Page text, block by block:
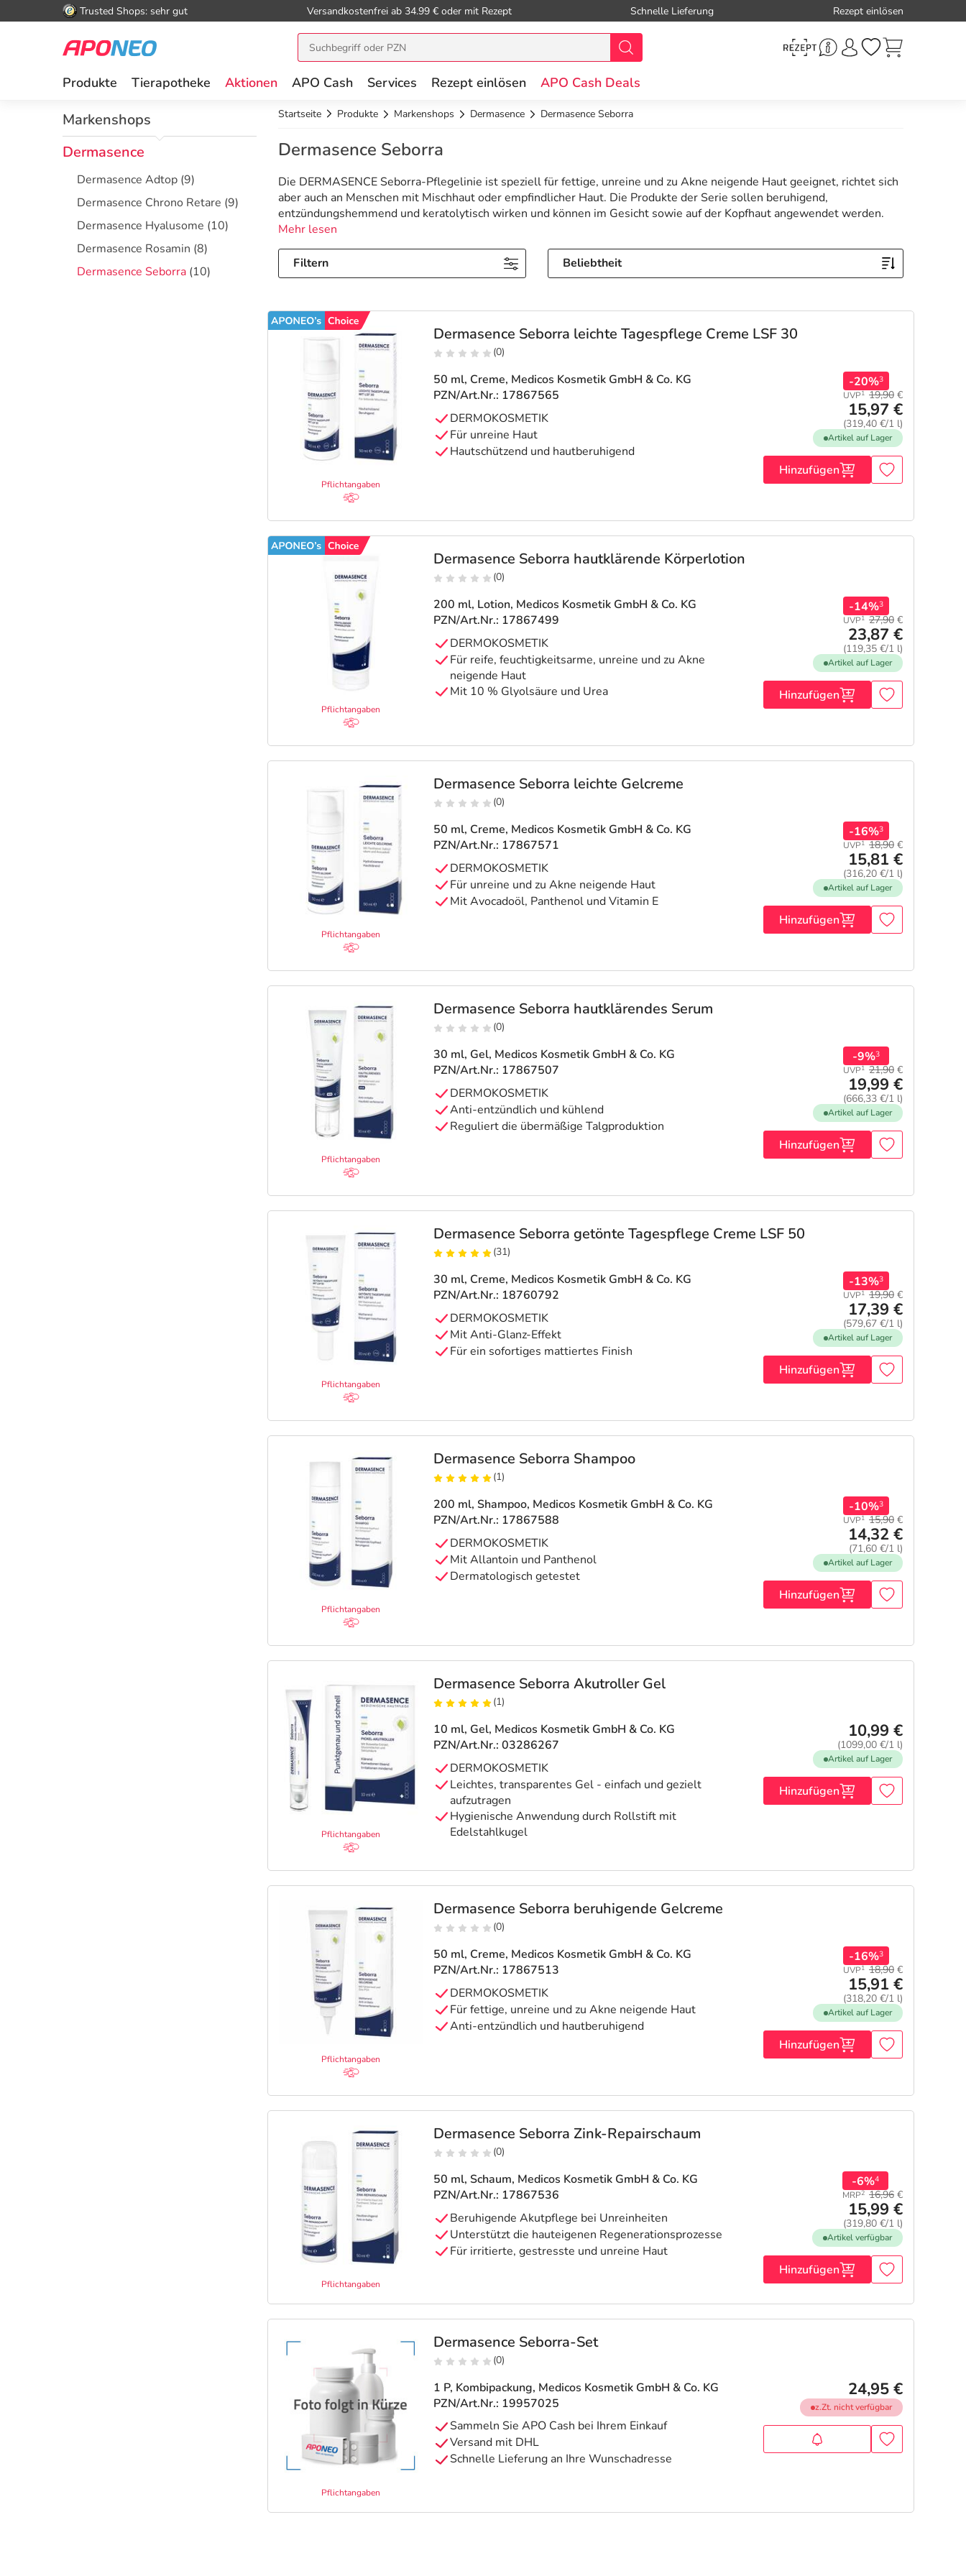
Trusted Shops: sehr gut Versandkostenfrei ab 34.99 € oder mit Rezept Schnelle Lieferung Rezept einlösen
Produkte Tierapotheke Aktionen APO Cash Services Rezept einlösen APO Cash Deals
Markenshops
Dermasence
Dermasence Adtop (9)
Dermasence Chrono Retare (9)
Dermasence Hyalusome (10)
Dermasence Rosamin (8)
Dermasence Seborra (10)
Startseite Produkte Markenshops Dermasence Dermasence Seborra
Dermasence Seborra
Die DERMASENCE Seborra-Pflegelinie ist speziell für fettige, unreine und zu Akne neigende Haut geeignet, richtet sich
aber auch an Menschen mit Mischhaut oder empfindlicher Haut. Die Produkte der Serie sollen beruhigend,
entzündungshemmend und keratolytisch wirken und können im Gesicht sowie auf der Kopfhaut angewendet werden.
Mehr lesen
Filtern Beliebtheit
Dermasence Seborra leichte Tagespflege Creme LSF 30
(0)
Pflichtangaben
50 ml, Creme, Medicos Kosmetik GmbH & Co. KG
PZN/Art.Nr.: 17867565
DERMOKOSMETIK
Für unreine Haut
Hautschützend und hautberuhigend
UVP1 19,90 €
15,97 €
(319,40 €/1 l)
-20%3
Artikel auf Lager
Hinzufügen
Dermasence Seborra hautklärende Körperlotion
(0)
Pflichtangaben
200 ml, Lotion, Medicos Kosmetik GmbH & Co. KG
PZN/Art.Nr.: 17867499
DERMOKOSMETIK
Für reife, feuchtigkeitsarme, unreine und zu Akne
neigende Haut
Mit 10 % Glyolsäure und Urea
UVP1 27,90 €
23,87 €
(119,35 €/1 l)
-14%3
Artikel auf Lager
Hinzufügen
Dermasence Seborra leichte Gelcreme
(0)
Pflichtangaben
50 ml, Creme, Medicos Kosmetik GmbH & Co. KG
PZN/Art.Nr.: 17867571
DERMOKOSMETIK
Für unreine und zu Akne neigende Haut
Mit Avocadoöl, Panthenol und Vitamin E
UVP1 18,90 €
15,81 €
(316,20 €/1 l)
-16%3
Artikel auf Lager
Hinzufügen
Dermasence Seborra hautklärendes Serum
(0)
Pflichtangaben
30 ml, Gel, Medicos Kosmetik GmbH & Co. KG
PZN/Art.Nr.: 17867507
DERMOKOSMETIK
Anti-entzündlich und kühlend
Reguliert die übermäßige Talgproduktion
UVP1 21,90 €
19,99 €
(666,33 €/1 l)
-9%3
Artikel auf Lager
Hinzufügen
Dermasence Seborra getönte Tagespflege Creme LSF 50
(31)
Pflichtangaben
30 ml, Creme, Medicos Kosmetik GmbH & Co. KG
PZN/Art.Nr.: 18760792
DERMOKOSMETIK
Mit Anti-Glanz-Effekt
Für ein sofortiges mattiertes Finish
UVP1 19,90 €
17,39 €
(579,67 €/1 l)
-13%3
Artikel auf Lager
Hinzufügen
Dermasence Seborra Shampoo
(1)
Pflichtangaben
200 ml, Shampoo, Medicos Kosmetik GmbH & Co. KG
PZN/Art.Nr.: 17867588
DERMOKOSMETIK
Mit Allantoin und Panthenol
Dermatologisch getestet
UVP1 15,90 €
14,32 €
(71,60 €/1 l)
-10%3
Artikel auf Lager
Hinzufügen
Dermasence Seborra Akutroller Gel
(1)
Pflichtangaben
10 ml, Gel, Medicos Kosmetik GmbH & Co. KG
PZN/Art.Nr.: 03286267
DERMOKOSMETIK
Leichtes, transparentes Gel - einfach und gezielt
aufzutragen
Hygienische Anwendung durch Rollstift mit
Edelstahlkugel
10,99 €
(1099,00 €/1 l)
Artikel auf Lager
Hinzufügen
Dermasence Seborra beruhigende Gelcreme
(0)
Pflichtangaben
50 ml, Creme, Medicos Kosmetik GmbH & Co. KG
PZN/Art.Nr.: 17867513
DERMOKOSMETIK
Für fettige, unreine und zu Akne neigende Haut
Anti-entzündlich und hautberuhigend
UVP1 18,90 €
15,91 €
(318,20 €/1 l)
-16%3
Artikel auf Lager
Hinzufügen
Dermasence Seborra Zink-Repairschaum
(0)
Pflichtangaben
50 ml, Schaum, Medicos Kosmetik GmbH & Co. KG
PZN/Art.Nr.: 17867536
Beruhigende Akutpflege bei Unreinheiten
Unterstützt die hauteigenen Regenerationsprozesse
Für irritierte, gestresste und unreine Haut
MRP2 16,96 €
15,99 €
(319,80 €/1 l)
-6%4
Artikel verfügbar
Hinzufügen
Dermasence Seborra-Set
(0)
Pflichtangaben
1 P, Kombipackung, Medicos Kosmetik GmbH & Co. KG
PZN/Art.Nr.: 19957025
24,95 €
z.Zt. nicht verfügbar